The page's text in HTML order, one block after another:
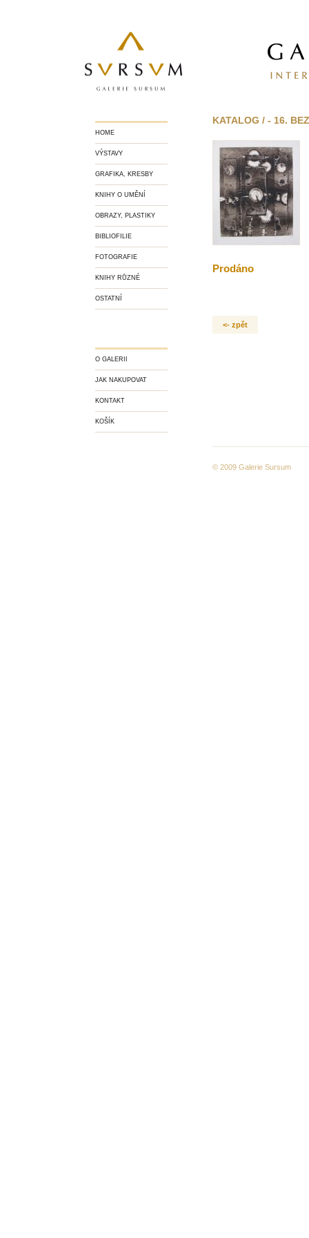
KATALOG / - 16.
Prodáno
<- zpět
HOME
VÝSTAVY
GRAFIKA, KRESBY
KNIHY O UMĚNÍ
OBRAZY, PLASTIKY
BIBLIOFILIE
FOTOGRAFIE
KNIHY RŮZNÉ
OSTATNÍ
O GALERII
JAK NAKUPOVAT
KONTAKT
KOŠÍK
© 2009 Galerie Sursum